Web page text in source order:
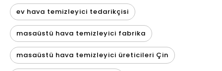
ev hava temizleyici tedarikçisi
masaüstü hava temizleyici fabrika
masaüstü hava temizleyici üreticileri Çin